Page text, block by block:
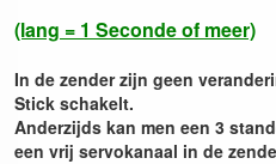
(lang = 1 Seconde of meer)
In de zender zijn geen
Stick schakelt.
Anderzijds kan men een 3
een vrij servokanaal in de